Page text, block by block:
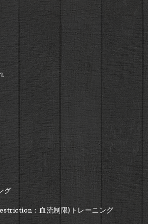
グ
：血流制限)トレーニング